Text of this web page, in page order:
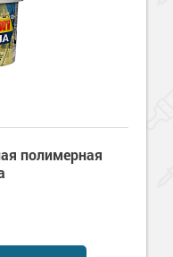
полимерная